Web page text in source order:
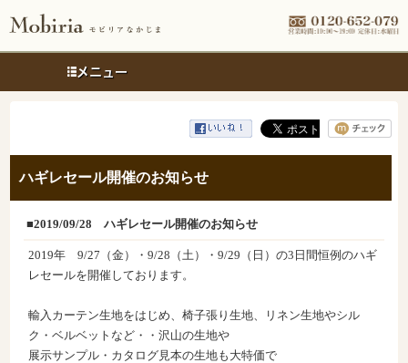
メニュー
ハギレセール開催のお知らせ
■2019/09/28 ハギレセール開催のお知らせ
2019年 9/27（金）・9/28（土）・9/29（日）の3日間恒例のハギ
レセールを開催しております。
輸入カーテン生地をはじめ、椅子張り生地、リネン生地やシル
ク・ベルベットなど・・沢山の生地や
展示サンプル・カタログ見本の生地も大特価で